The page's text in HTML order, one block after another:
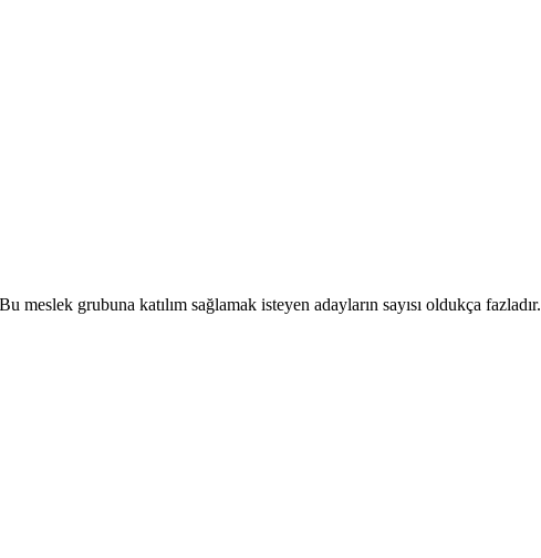
grubuna katılım sağlamak isteyen adayların sayısı oldukça fazladır.